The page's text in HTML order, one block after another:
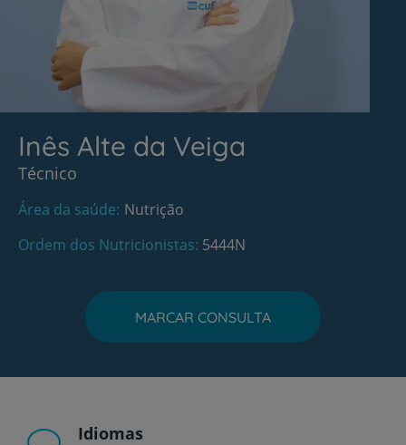
Inês Alte da Veiga
Técnico
Área da saúde Nutrição
Ordem dos Nutricionistas 5444N
MARCAR CONSULTA
Idiomas